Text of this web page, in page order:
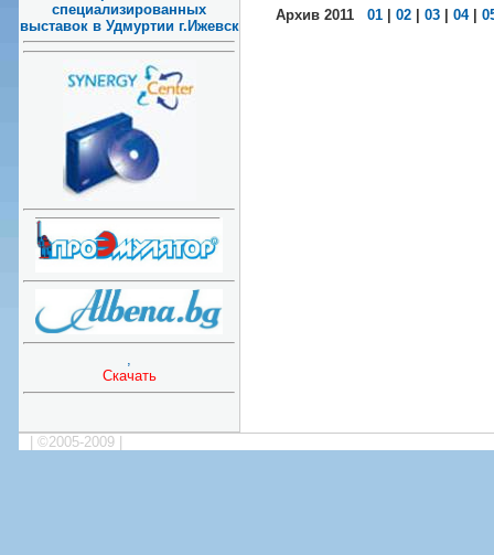
специализированных
выставок в Удмуртии г.Ижевск
,
Скачать
Архив 2011 01 02 03 04|
| ©2005-2009 |